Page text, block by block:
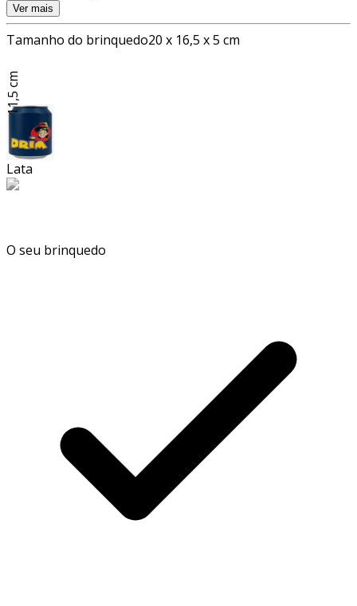
Ver mais
Tamanho do brinquedo20 x 16,5 x 5 cm
11,5 cm
Lata
O seu brinquedo